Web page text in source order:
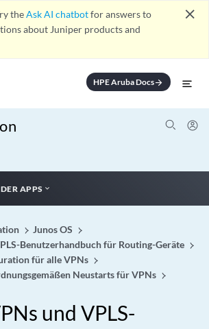
theAsk AI chatbotfor answers to
about Juniper products and
close
HPE Aruba Docsarrow_forward
APPS
Junos OS
Benutzerhandbuch für Routing-Geräte
für alle VPNs
Neustarts für VPNs
und VPLS-